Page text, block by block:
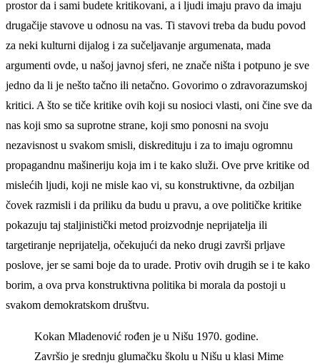
prostor da i sami budete kritikovani, a i ljudi imaju pravo da imaju
drugačije stavove u odnosu na vas. Ti stavovi treba da budu povod
za neki kulturni dijalog i za sučeljavanje argumenata, mada
argumenti ovde, u našoj javnoj sferi, ne znače ništa i potpuno je sve
jedno da li je nešto tačno ili netačno. Govorimo o zdravorazumskoj
kritici. A što se tiče kritike ovih koji su nosioci vlasti, oni čine sve da
nas koji smo sa suprotne strane, koji smo ponosni na svoju
nezavisnost u svakom smisli, diskredituju i za to imaju ogromnu
propagandnu mašineriju koja im i te kako služi. Ove prve kritike od
mislećih ljudi, koji ne misle kao vi, su konstruktivne, da ozbiljan
čovek razmisli i da priliku da budu u pravu, a ove političke kritike
pokazuju taj staljinistički metod proizvodnje neprijatelja ili
targetiranje neprijatelja, očekujući da neko drugi završi prljave
poslove, jer se sami boje da to urade. Protiv ovih drugih se i te kako
borim, a ova prva konstruktivna politika bi morala da postoji u
svakom demokratskom društvu.
Kokan Mladenović rođen je u Nišu 1970. godine.
Završio je srednju glumačku školu u Nišu u klasi Mime